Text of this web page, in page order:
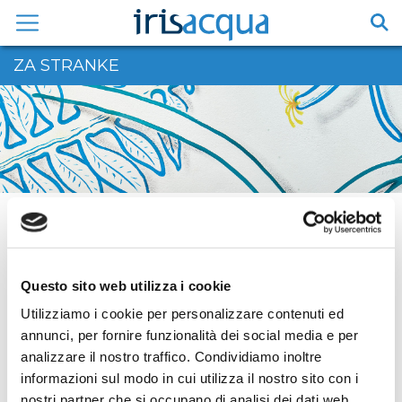
Questo sito web utilizza i cookie
Utilizziamo i cookie per personalizzare contenuti ed
annunci, per fornire funzionalità dei social media e per
analizzare il nostro traffico. Condividiamo inoltre
informazioni sul modo in cui utilizza il nostro sito con i
contenuto
ZA STRANKE
HOME / ZA STRANKE / INFORMACIJE /
Samostojno
odčitavanje vodomera